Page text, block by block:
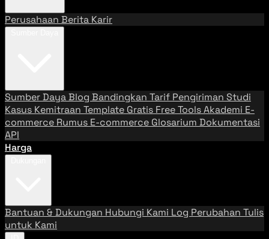
Perusahaan Berita Karir
Sumber DayaBlog Bandingkan Tarif Pengiriman Studi
Kasus Kemitraan Template Gratis Free ToolsAkademi E-
commerce Rumus E-commerce Glosarium Dokumentasi
API
Harga
Bantuan & Dukungan Hubungi Kami Log Perubahan Tulis
untuk Kami